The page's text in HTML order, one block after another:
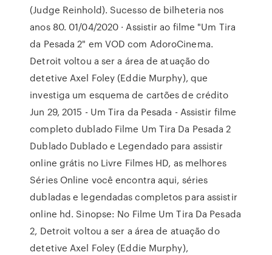
(Judge Reinhold). Sucesso de bilheteria nos
anos 80. 01/04/2020 · Assistir ao filme "Um Tira
da Pesada 2" em VOD com AdoroCinema.
Detroit voltou a ser a área de atuação do
detetive Axel Foley (Eddie Murphy), que
investiga um esquema de cartões de crédito
Jun 29, 2015 - Um Tira da Pesada - Assistir filme
completo dublado Filme Um Tira Da Pesada 2
Dublado Dublado e Legendado para assistir
online grátis no Livre Filmes HD, as melhores
Séries Online você encontra aqui, séries
dubladas e legendadas completos para assistir
online hd. Sinopse: No Filme Um Tira Da Pesada
2, Detroit voltou a ser a área de atuação do
detetive Axel Foley (Eddie Murphy),